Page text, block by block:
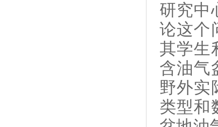
研究中
论这个
其学生
含油气
野外实
类型和